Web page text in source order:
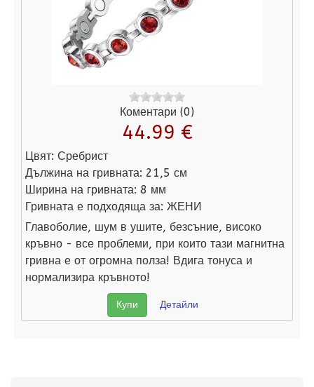
Коментари (0)
44.99 €
Цвят: Сребрист
Дължина на гривната: 21,5 см
Ширина на гривната: 8 мм
Гривната е подходяща за: ЖЕНИ
Главоболие, шум в ушите, безсъние, високо
кръвно - все проблеми, при които тази магнитна
гривна е от огромна полза! Вдига тонуса и
нормализира кръвното!
Купи Детайли